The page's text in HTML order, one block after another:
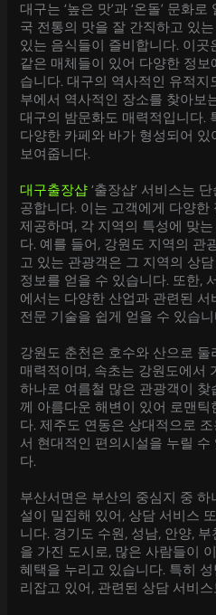
대구는 ‘높은 맛’과 ‘온돌’ 문화
국 전통의 맛을 잘 간직하고 있
있는 음식들이 즐비합니다. 이
같은 매체들이 있어 다양한 정
습니다. 대구의 역사적인 유적지
부에서 역사적인 장소를 찾아보
대구의 밤문화도 매력적입니다.
다양한 카페와 바가 형성되어
보여줍니다.
대구출장샵 ‘출장샵’ 서비스는
공합니다. 이는 고객에게 다양
제공하며, 각 지역의 특성에 맞
다. 예를 들어, 강원도 지역의 관
고 있는 관광객은 그 지역의 상
정보를 얻을 수 있습니다. 또한,
에서는 다양한 산업과 관련된
전문 기술을 쉽게 얻을 수 있습니
강원도 춘천은 호수와 산으로 둘
매력적이며, 속초는 강원도에서
하나로 여름철 많은 관광객이
께 아름다운 해변이 있어 로맨틱
다. 제주도 연동은 상대적으로
서 현대적인 편의시설을 누릴 수
다.
부산서면은 부산의 중심지 중 하
설이 밀집해 있어, 상담 서비스
니다. 경기도 수원, 성남, 안양,
을 가진 도시로, 많은 사람들이
혜택을 누리고 있습니다. 특히
리잡고 있어, 관련된 상담 서비